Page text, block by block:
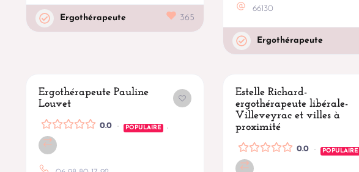
Ergothérapeute 365
66130
Ergothérapeute
Ergothérapeute Pauline
Louvet
0.0 POPULAIRE
Estelle Richard-
ergothérapeute libérale-
Villeveyrac et villes à
proximité
0.0 POPULAIRE